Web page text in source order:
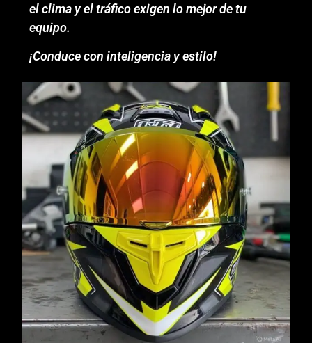
el clima y el tráfico exigen lo mejor de tu
equipo.
¡Conduce con inteligencia y estilo!